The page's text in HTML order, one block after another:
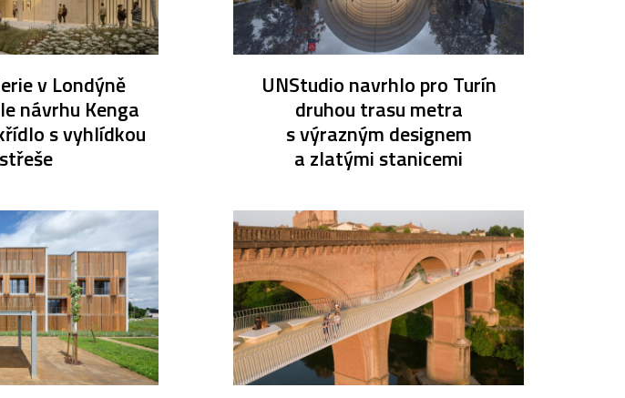
v Londýně
návrhu Kenga
s vyhlídkou
UNStudio navrhlo pro Turín
druhou trasu metra
s výrazným designem
a zlatými stanicemi